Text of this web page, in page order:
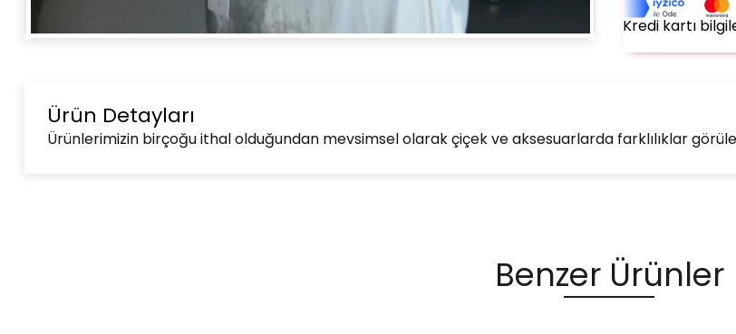
Kredi kartı
Ürün Detayları
Ürünlerimizin birçoğu ithal olduğundan mevsimsel olarak çiçek ve aksesuarlarda farklılıklar
Benzer Ürünler